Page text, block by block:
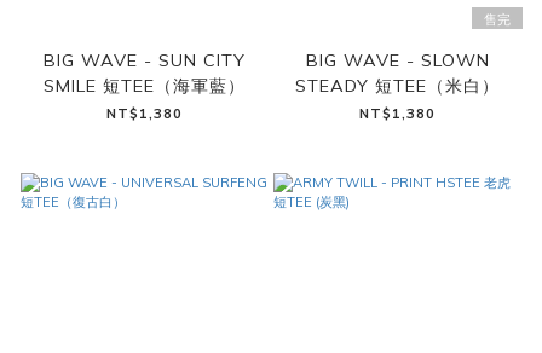
BIG WAVE - SUN CITY
SMILE 短TEE（海軍藍）
NT$1,380
售完
BIG WAVE - SLOWN
STEADY 短TEE（米白）
NT$1,380